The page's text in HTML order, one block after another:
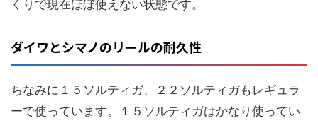
くりで現在ほぼ使えない状態です。
ダイワとシマノのリールの耐久性
ちなみに１５ソルティガ、２２ソルティガもレギュラ
ーで使っています。１５ソルティガはかなり使ってい